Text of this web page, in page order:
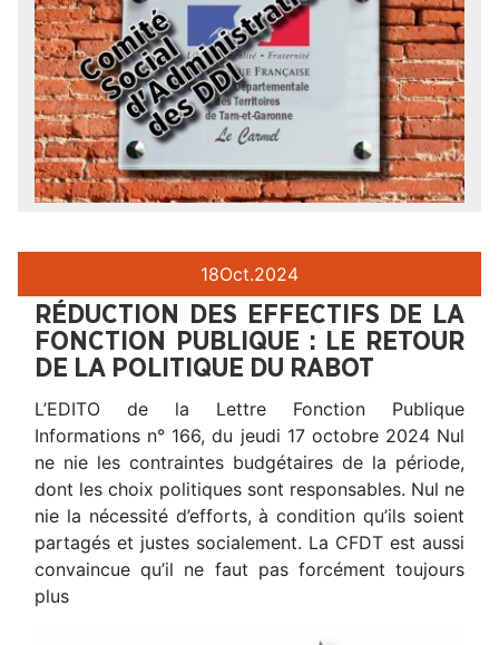
18Oct.2024
RÉDUCTION DES EFFECTIFS DE LA
FONCTION PUBLIQUE : LE RETOUR
DE LA POLITIQUE DU RABOT
L’EDITO de la Lettre Fonction Publique
Informations n° 166, du jeudi 17 octobre 2024 Nul
ne nie les contraintes budgétaires de la période,
dont les choix politiques sont responsables. Nul ne
nie la nécessité d’efforts, à condition qu’ils soient
partagés et justes socialement. La CFDT est aussi
convaincue qu’il ne faut pas forcément toujours
plus